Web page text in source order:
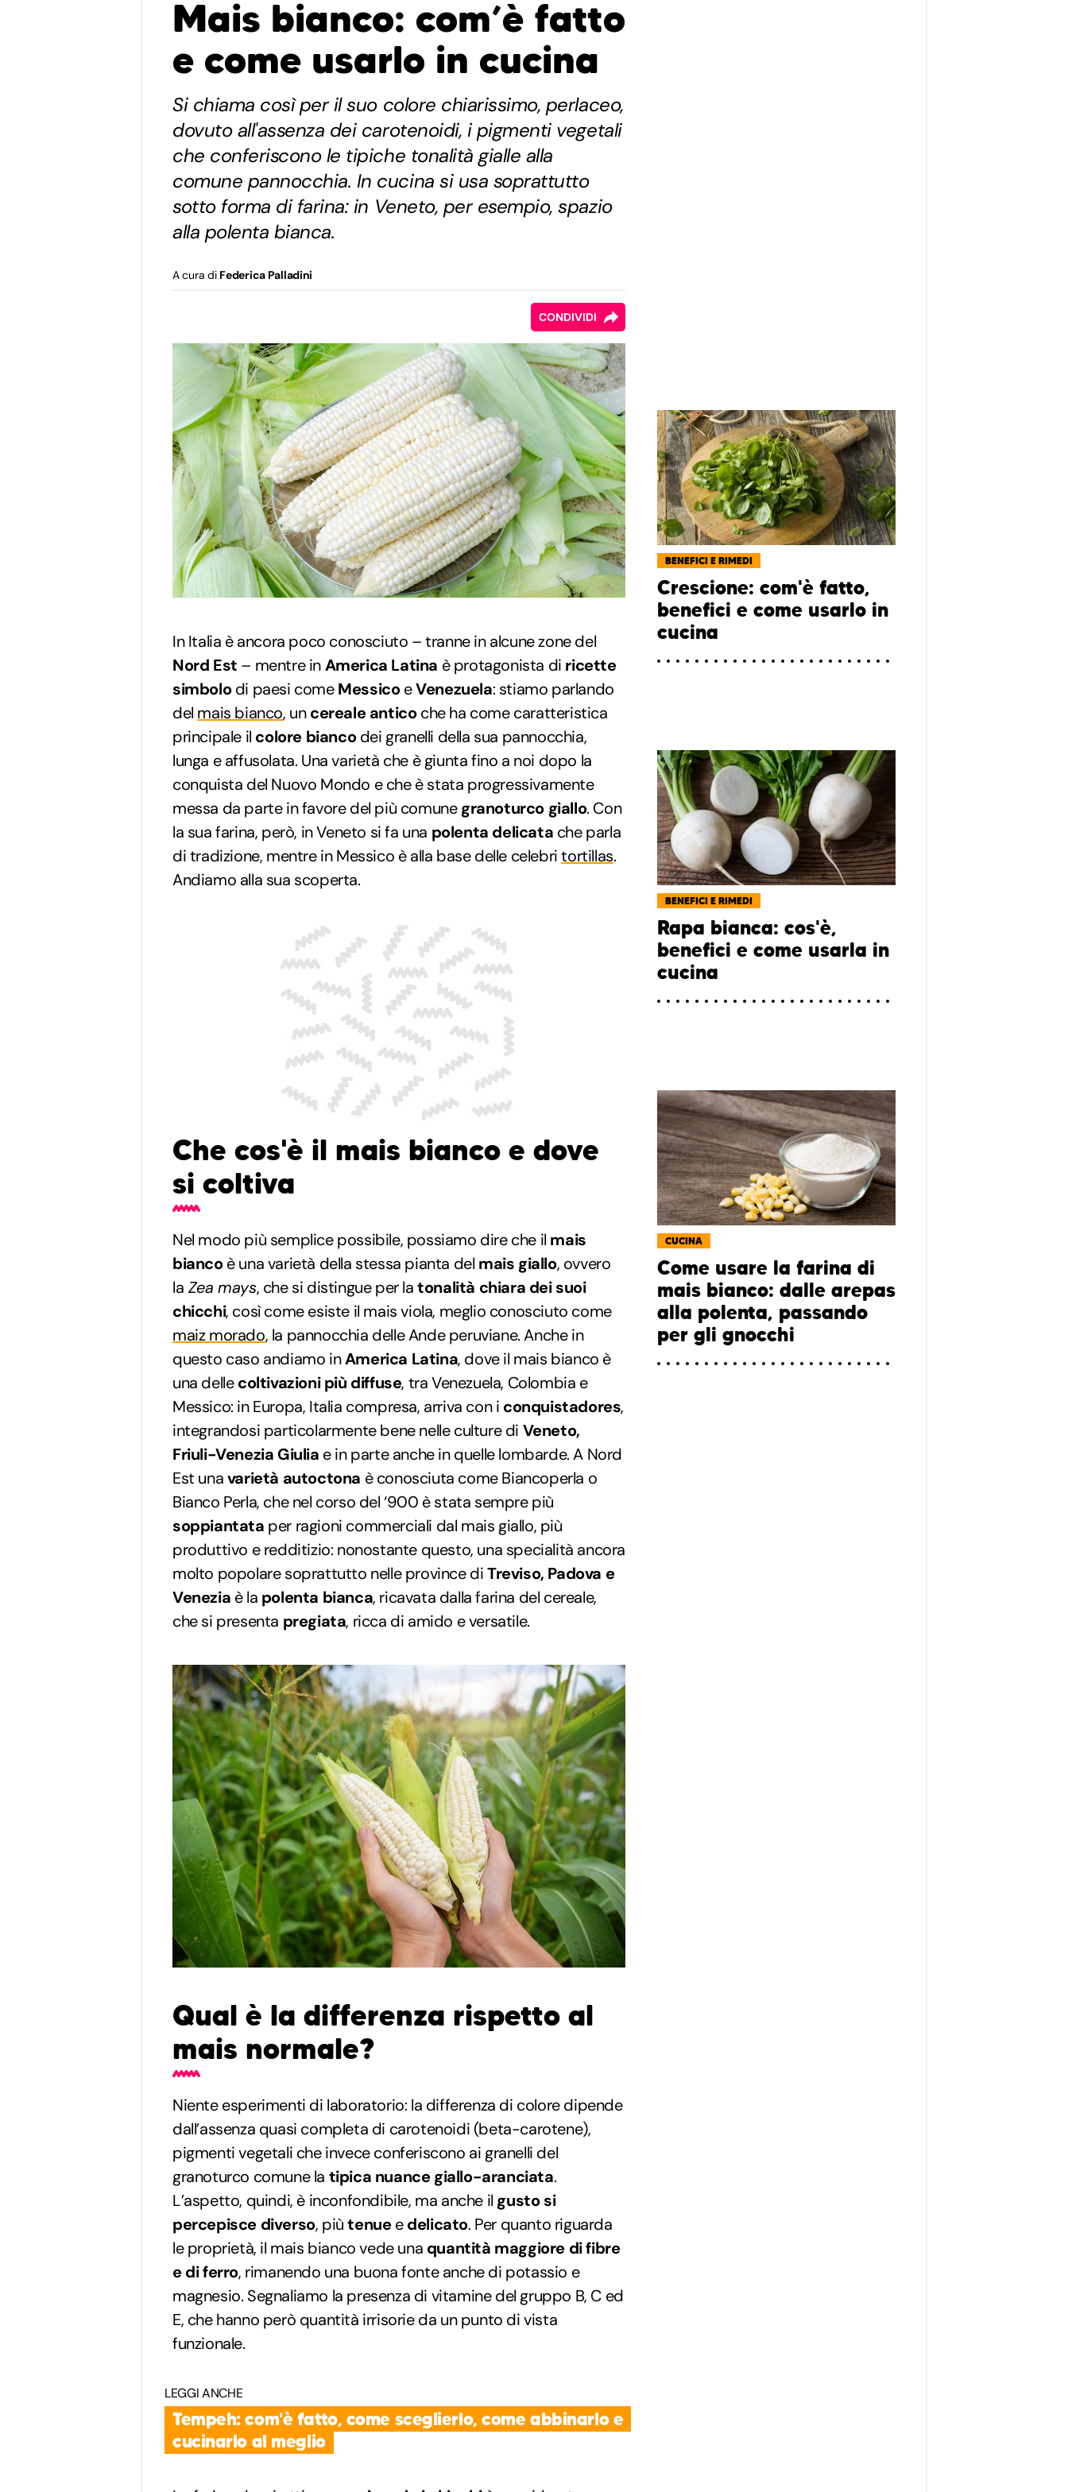
Mais bianco: com’è fatto
e come usarlo in cucina
Si chiama così per il suo colore chiarissimo, perlaceo,
dovuto all'assenza dei carotenoidi, i pigmenti vegetali
che conferiscono le tipiche tonalità gialle alla
comune pannocchia. In cucina si usa soprattutto
sotto forma di farina: in Veneto, per esempio, spazio
alla polenta bianca.
A cura di Federica Palladini
CONDIVIDI
In Italia è ancora poco conosciuto – tranne in alcune zone del
Nord Est – mentre inAmerica Latina è protagonista di ricette
simbolodi paesi comeMessicoeVenezuela: stiamo parlando
del mais bianco, uncereale anticoche ha come caratteristica
principale il colore biancodei granelli della sua pannocchia,
lunga e affusolata. Una varietà che è giunta fino a noi dopo la
conquista del Nuovo Mondo e che è stata progressivamente
messa da parte in favore del più comunegranoturco giallo. Con
la sua farina, però, in Veneto si fa una polenta delicata che parla
di tradizione, mentre in Messico è alla base delle celebritortillas.
Andiamo alla sua scoperta.
Che cos'è il mais bianco e dove
si coltiva
Nel modo più semplice possibile, possiamo dire che il mais
biancoè una varietà della stessa pianta del mais giallo, ovvero
la Zea mays, che si distingue per latonalità chiara dei suoi
chicchi, così come esiste il mais viola, meglio conosciuto come
maiz morado, la pannocchia delle Ande peruviane. Anche in
questo caso andiamo inAmerica Latina, dove il mais bianco è
una dellecoltivazioni più diffuse, tra Venezuela, Colombia e
Messico: in Europa, Italia compresa, arriva con i conquistadores,
integrandosi particolarmente bene nelle culture di Veneto,
Friuli-Venezia Giulia e in parte anche in quelle lombarde. A Nord
Est unavarietà autoctona è conosciuta come Biancoperla o
Bianco Perla, che nel corso del ‘900 è stata sempre più
soppiantata per ragioni commerciali dal mais giallo, più
produttivo e redditizio: nonostante questo, una specialità ancora
molto popolare soprattutto nelle province diTreviso, Padova e
Venezia è la polenta bianca, ricavata dalla farina del cereale,
che si presenta pregiata, ricca di amido e versatile.
Qual è la differenza rispetto al
mais normale?
Niente esperimenti di laboratorio: la differenza di colore dipende
dall’assenza quasi completa di carotenoidi (beta-carotene),
pigmenti vegetali che invece conferiscono ai granelli del
granoturco comune la tipica nuance giallo-aranciata.
L’aspetto, quindi, è inconfondibile, ma anche il gusto si
percepisce diverso, piùtenueedelicato. Per quanto riguarda
le proprietà, il mais bianco vede una quantità maggiore di fibre
e di ferro, rimanendo una buona fonte anche di potassio e
magnesio. Segnaliamo la presenza di vitamine del gruppo B, C ed
E, che hanno però quantità irrisorie da un punto di vista
funzionale.
LEGGI ANCHE
Tempeh: com'è fatto, come sceglierlo, come abbinarlo e
cucinarlo al meglio
BENEFICI E RIMEDI
Crescione: com'è fatto,
benefici e come usarlo in
cucina
BENEFICI E RIMEDI
Rapa bianca: cos'è,
benefici e come usarla in
cucina
CUCINA
Come usare la farina di
mais bianco: dalle arepas
alla polenta, passando
per gli gnocchi